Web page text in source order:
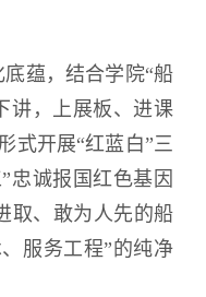
蕴，结合学院“船
讲，上展板、进课
式开展“红蓝白”三
忠诚报国红色基因
取、敢为人先的船
服务工程”的纯净